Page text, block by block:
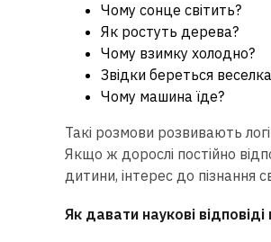
Чому сонце світить?
Як ростуть дерева?
Чому взимку холодно?
Звідки береться
Чому машина їде?
Такі розмови розвивають
Якщо ж дорослі постійно
дитини, інтерес до пізнання
Як давати наукові